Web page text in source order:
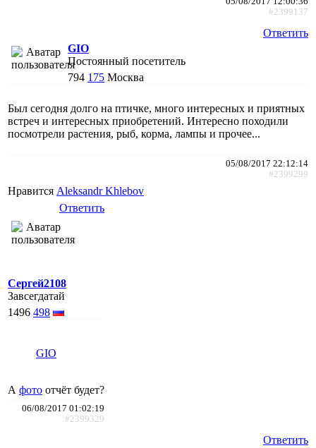
#2399137
Ответить
GIO
Постоянный посетитель
794 175 Москва
Был сегодня долго на птичке, много интересных и приятных
встреч и интересных приобретений. Интересно походили
посмотрели растения, рыб, корма, лампы и прочее...
05/08/2017 22:12:14
#2399299
Нравится Aleksandr Khlebov
Ответить
Сергей2108
Завсегдатай
1496 498
GIO
А фото отчёт будет?
06/08/2017 01:02:19
#2399329
Ответить